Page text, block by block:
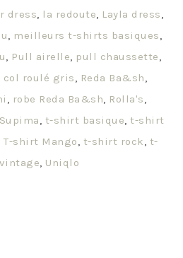
dress, la redoute, Layla dress,
, meilleurs t-shirts basiques,
, Pull airelle, pull chaussette,
col roulé gris, Reda Ba&sh,
, robe Reda Ba&sh, Rolla's,
Supima, t-shirt basique,t-shirt
T-shirt Mango, t-shirt rock, t-
, Uniqlo